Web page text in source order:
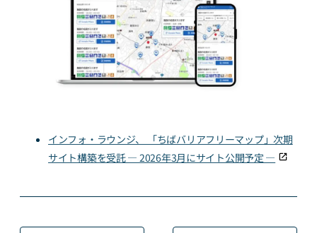
インフォ・ラウンジ、 「ちばバリアフリーマップ」次期
サイト構築を受託 ― 2026年3月にサイト公開予定 ―